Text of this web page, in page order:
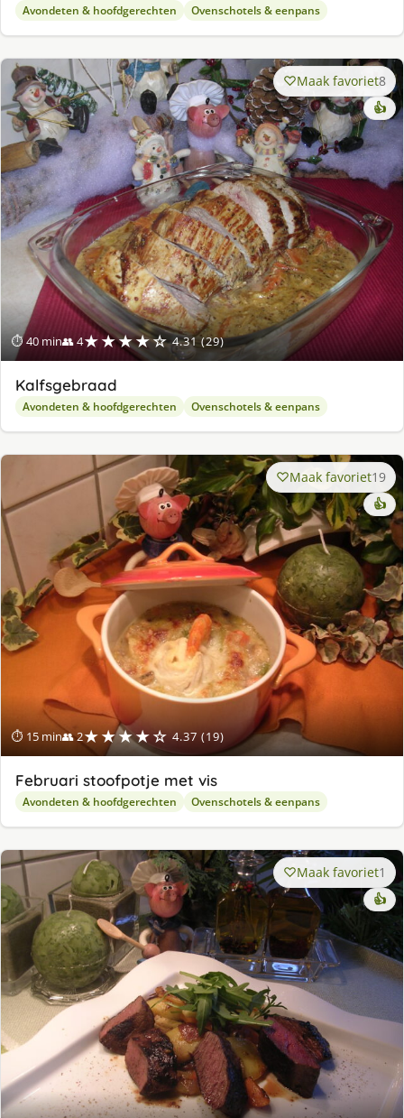
Avondeten & hoofdgerechten Ovenschotels & eenpans
⏱ 40 min👥 4★★★★☆ 4.31 (29)
Maak favoriet8
👍
Kalfsgebraad
Avondeten & hoofdgerechten Ovenschotels & eenpans
⏱ 15 min👥 2★★★★☆ 4.37 (19)
Maak favoriet19
👍
Februari stoofpotje met vis
Avondeten & hoofdgerechten Ovenschotels & eenpans
Maak favoriet1
👍